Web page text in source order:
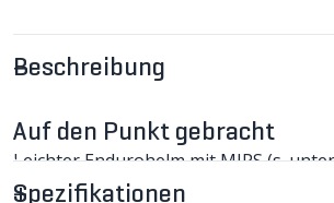
Beschreibung
Auf den Punkt gebracht
Leichter Endurohelm mit MIPS (s.
und Jungs, die es auf dem Trail schon
Spezifikationen